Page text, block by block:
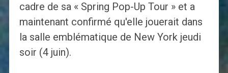
cadre de sa « Spring Pop-Up Tour » et a
maintenant confirmé qu'elle jouerait dans
la salle emblématique de New York jeudi
soir (4 juin).